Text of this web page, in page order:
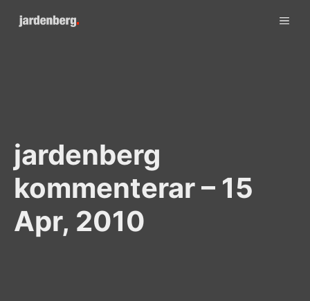
jardenberg
kommenterar – 15
Apr, 2010